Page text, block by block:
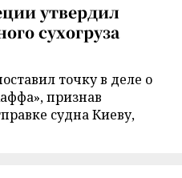
утвердил
сухогруза
точку в деле о
признав
судна Киеву,